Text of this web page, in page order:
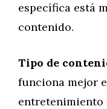
específica está
contenido.
Tipo de
funciona mejor
entretenimiento